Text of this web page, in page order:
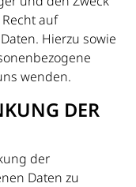
auf
Hierzu sowie
wenden.
DER
der
Daten zu